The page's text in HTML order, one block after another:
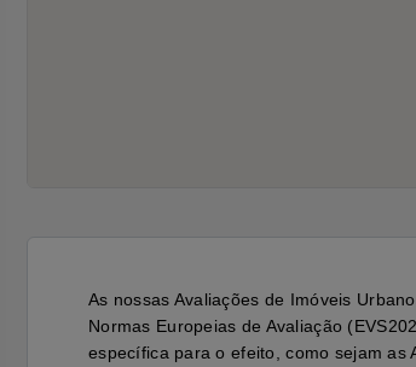
As nossas Avaliações de Imóveis
Normas Europeias de Avaliação
específica para o efeito, como sejam as